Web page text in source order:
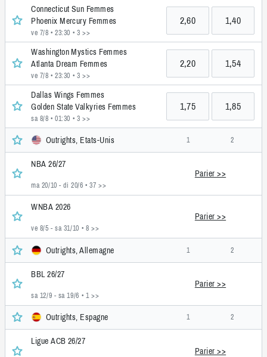
Connecticut Sun Femmes
Phoenix Mercury Femmes
ve 7/8 • 23:30 • 3 >>
2,60 1,40
Washington Mystics Femmes
Atlanta Dream Femmes
ve 7/8 • 23:30 • 3 >>
2,20 1,54
Dallas Wings Femmes
Golden State Valkyries Femmes
sa 8/8 • 01:30 • 3 >>
1,75 1,85
Outrights, Etats-Unis 1 2
NBA 26/27
ma 20/10 - di 20/6 • 37 >>
Parier >>
WNBA 2026
ve 8/5 - sa 31/10 • 8 >>
Parier >>
Outrights, Allemagne 1 2
BBL 26/27
sa 12/9 - sa 19/6 • 1 >>
Parier >>
Outrights, Espagne 1 2
Ligue ACB 26/27
Parier >>